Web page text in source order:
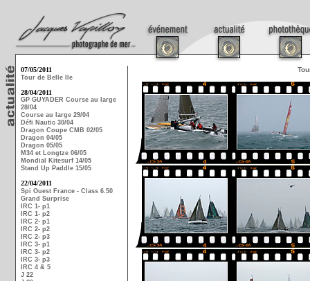
07/05/2011
Tour de Belle Ile
28/04/2011
GP GUYADER Course au large
28/04
Course au large 29/04
Défi Nautic 30/04
Dragon Coupe CMB 02/05
Dragon 04/05
Dragon 05/05
M34 et Longtze 06/05
Mondial Kitesurf 14/05
Stand Up Paddle 15/05
22/04/2011
Spi Ouest France - Class 6.50
Grand Surprise
IRC 1- p1
IRC 1- p2
IRC 2- p1
IRC 2- p2
IRC 2- p3
IRC 3- p1
IRC 3- p2
IRC 3- p3
IRC 4 & 5
J 22